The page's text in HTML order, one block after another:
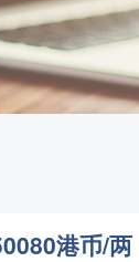
港币/两